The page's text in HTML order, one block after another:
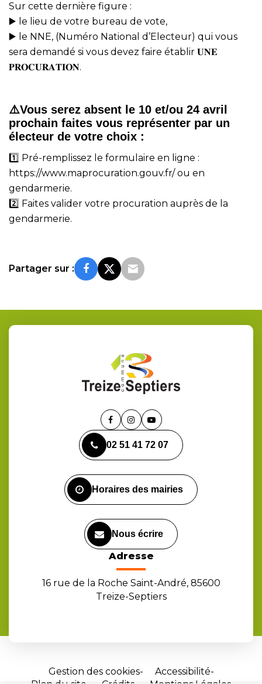
Sur cette dernière figure :
▶️ le lieu de votre bureau de vote,
▶️ le NNE, (Numéro National d’Electeur) qui vous
sera demandé si vous devez faire établir 𝐔𝐍𝐄
𝐏𝐑𝐎𝐂𝐔𝐑𝐀𝐓𝐈𝐎𝐍.
⚠️️Vous serez absent le 10 et/ou 24 avril
prochain faites vous représenter par un
électeur de votre choix :
1️⃣ Pré-remplissez le formulaire en ligne :
https://www.maprocuration.gouv.fr/ ou en
gendarmerie.
2️⃣ ️Faites valider votre procuration auprès de la
gendarmerie.
Partager sur :
Lien
le
compte
Lien
le
compte
Lien
la
chaîne
02 51 41 72 07
Horaires des mairies
Nous écrire
Adresse
16 rue de la Roche Saint-André, 85600
Treize-Septiers
Gestion des cookies
Accessibilité